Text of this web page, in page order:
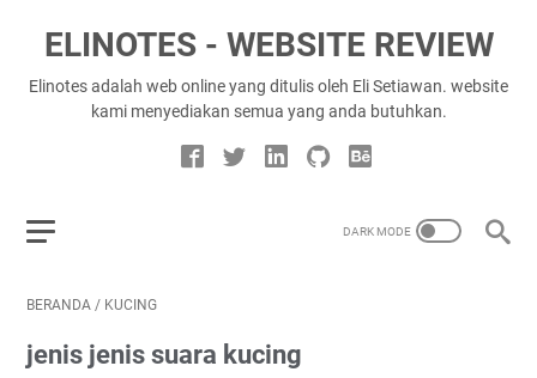
ELINOTES - WEBSITE REVIEW
Elinotes adalah web online yang ditulis oleh Eli Setiawan. website
kami menyediakan semua yang anda butuhkan.
BERANDA / KUCING
jenis jenis suara kucing